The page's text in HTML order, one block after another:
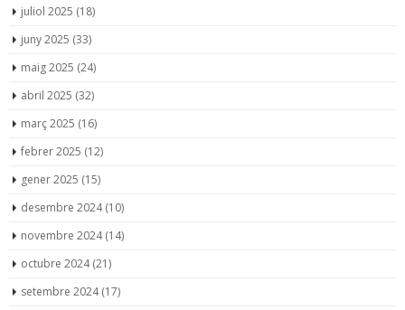
juliol 2025 (18)
juny 2025 (33)
maig 2025 (24)
abril 2025 (32)
març 2025 (16)
febrer 2025 (12)
gener 2025 (15)
desembre 2024(10)
novembre 2024(14)
octubre 2024(21)
setembre 2024(17)